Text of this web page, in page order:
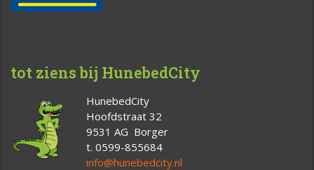
tot ziens bij HunebedCity
HunebedCity
Hoofdstraat 32
9531 AG Borger
t. 0599-855684
info@hunebedcity.nl